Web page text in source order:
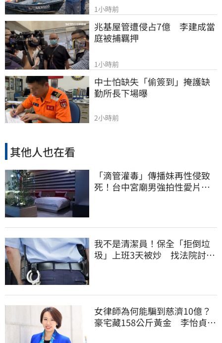
1小時前
兆基屋管遭侵占7億　李建成當
庭被捕羈押
1小時前
中士怕缺失「偷簽到」掩護缺
勤所長下場曝
2小時前
其他人也在看
「滴管灌毒」傳播妹再性侵致
死！台中宮廟男強拍性愛片
我不是清潔員！保全「拒倒垃
圾」上班3天被炒 找法院討公
女律師為何能騙到慈濟10億？
豪宅藏158公斤黃金 李怡貞驚